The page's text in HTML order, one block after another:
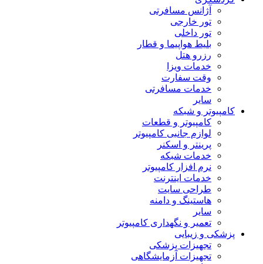
آژانس مسافرتی
تور خارجی
تور داخلی
بلیط هواپیما و قطار
رزرو هتل
خدمات ویزا
وقت سفارت
خدمات مسافرتی
سایر
کامپیوتر و شبکه
کامپیوتر و قطعات
لوازم جانبی کامپیوتر
پرینتر و اسکنر
خدمات شبکه
نرم افزار کامپیوتر
خدمات اینترنت
طراحی سایت
هاستینگ و دامنه
سایر
تعمیر و نگهداری کامپیوتر
پزشکی و زیبایی
تجهیزات پزشکی
تجهیزات آزمایشگاهی